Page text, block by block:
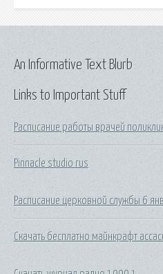
Links to Important Stuff
Расписание работы врачей
Pinnacle studio rus
Расписание церковной службы 6
Скачать бесплатно майнкрафт
An Informative Text Blurb